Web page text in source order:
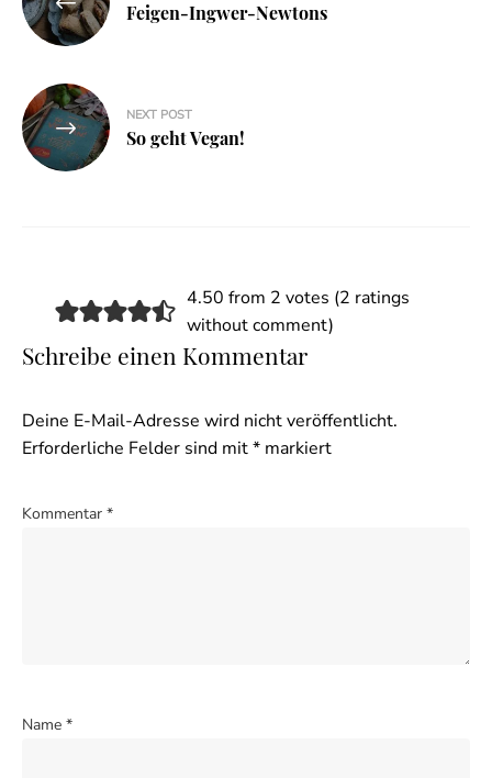
Feigen-Ingwer-Newtons
NEXT POST
So geht Vegan!
4.50 from 2 votes (2 ratings
without comment)
Schreibe einen Kommentar
Deine E-Mail-Adresse wird nicht veröffentlicht.
Erforderliche Felder sind mit* markiert
Kommentar *
Name *